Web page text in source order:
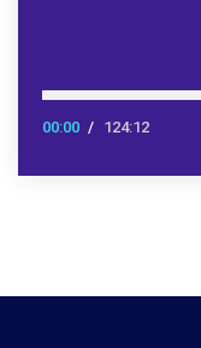
00:00 124:12